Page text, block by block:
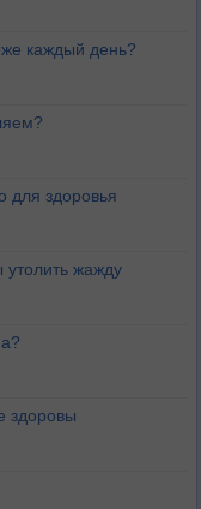
каждый день?
для здоровья
утолить жажду
здоровы